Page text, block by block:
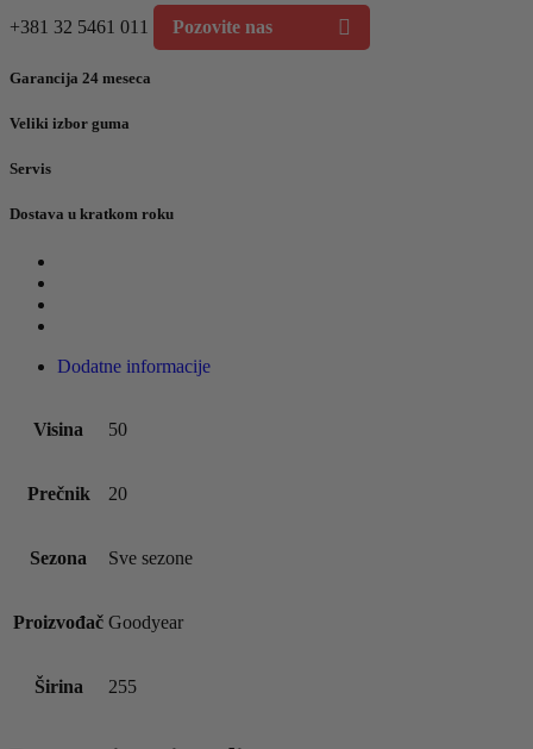
+381 32 5461 011 Pozovite nas
Garancija 24 meseca
Veliki izbor guma
Servis
Dostava u kratkom roku
Dodatne informacije
Visina 50
Prečnik 20
Sezona Sve sezone
Proizvođač Goodyear
Širina 255